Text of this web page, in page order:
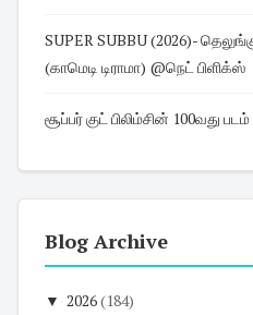
SUPER SUBBU (2026)- தெலுங்கு/தமிழ் - வெப்
(காமெடி டிராமா) @நெட் பிளிக்ஸ்
சூப்பர் குட் பிலிம்சின் 100வது படம்
Blog Archive
▼ 2026(184)